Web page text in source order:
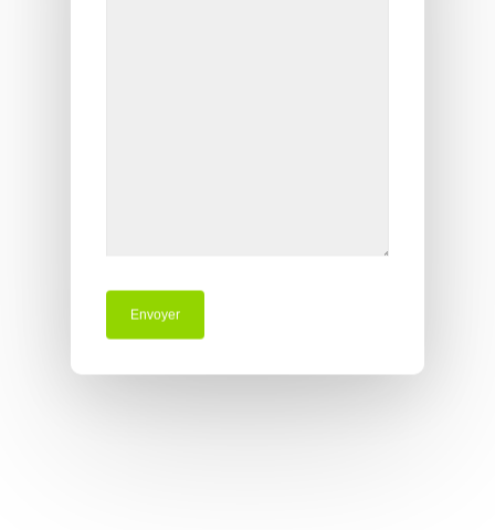
Offre VTC Au
Réservez Un